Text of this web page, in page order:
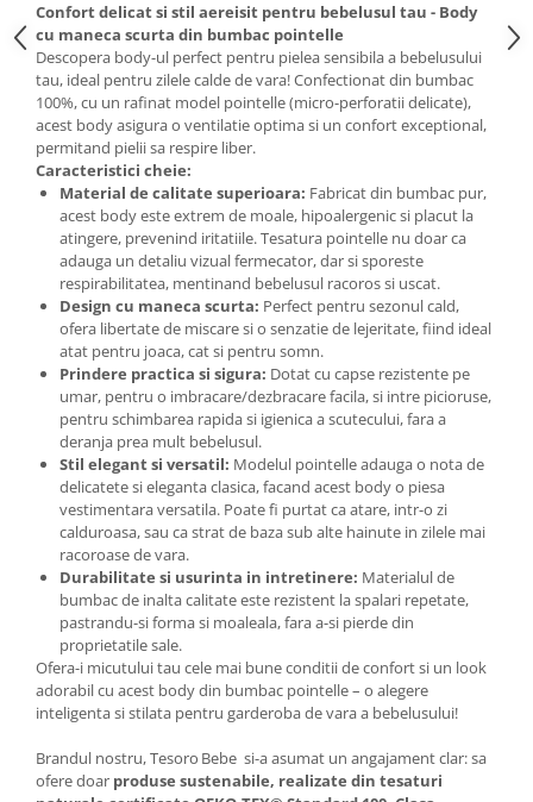
Confort delicat si stil aereisit pentru bebelusul tau - Body
cu maneca scurta din bumbac pointelle
Descopera body-ul perfect pentru pielea sensibila a bebelusului
tau, ideal pentru zilele calde de vara! Confectionat din bumbac
100%, cu un rafinat model pointelle (micro-perforatii delicate),
acest body asigura o ventilatie optima si un confort exceptional,
permitand pielii sa respire liber.
Caracteristici cheie:
Material de calitate superioara: Fabricat din bumbac pur,
acest body este extrem de moale, hipoalergenic si placut la
atingere, prevenind iritatiile. Tesatura pointelle nu doar ca
adauga un detaliu vizual fermecator, dar si sporeste
respirabilitatea, mentinand bebelusul racoros si uscat.
Design cu maneca scurta: Perfect pentru sezonul cald,
ofera libertate de miscare si o senzatie de lejeritate, fiind ideal
atat pentru joaca, cat si pentru somn.
Prindere practica si sigura: Dotat cu capse rezistente pe
umar, pentru o imbracare/dezbracare facila, si intre picioruse,
pentru schimbarea rapida si igienica a scutecului, fara a
deranja prea mult bebelusul.
Stil elegant si versatil: Modelul pointelle adauga o nota de
delicatete si eleganta clasica, facand acest body o piesa
vestimentara versatila. Poate fi purtat ca atare, intr-o zi
calduroasa, sau ca strat de baza sub alte hainute in zilele mai
racoroase de vara.
Durabilitate si usurinta in intretinere: Materialul de
bumbac de inalta calitate este rezistent la spalari repetate,
pastrandu-si forma si moaleala, fara a-si pierde din
proprietatile sale.
Ofera-i micutului tau cele mai bune conditii de confort si un look
adorabil cu acest body din bumbac pointelle – o alegere
inteligenta si stilata pentru garderoba de vara a bebelusului!
Brandul nostru, Tesoro Bebe si-a asumat un angajament clar: sa
ofere doar produse sustenabile, realizate din tesaturi